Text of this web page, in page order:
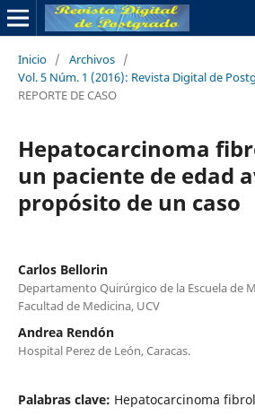
Inicio / Archivos /
Vol. 5 Núm. 1 (2016): Revista Digital de
REPORTE DE CASO
Hepatocarcinoma
un paciente de edad
propósito de un caso
Carlos Bellorin
Departamento Quirúrgico de la Escuela de
Facultad de Medicina, UCV
Andrea Rendón
Hospital Perez de León, Caracas.
Palabras clave: Hepatocarcinoma